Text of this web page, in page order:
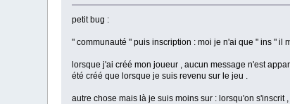
petit bug :
" communauté " puis inscription : moi je n'ai que " ins " il
lorsque j'ai créé mon joueur , aucun message n'est
été créé que lorsque je suis revenu sur le jeu .
autre chose mais là je suis moins sur : lorsqu'on